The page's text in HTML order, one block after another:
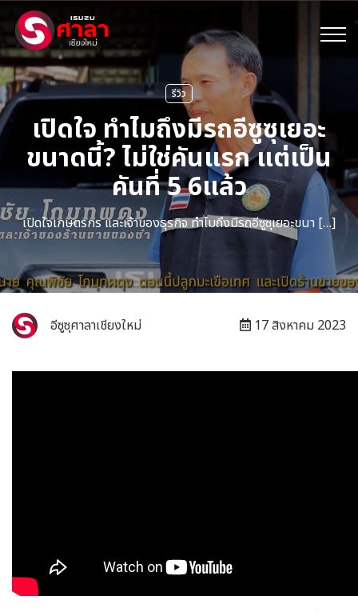
รีวิว
เปิดใจ ทำไมถึงมีรถอีซูซุเยอะ
ขนาดนี้? ไม่ใช่คันแรก แต่เป็น
คันที่ 5 6แล้ว
เปิดใจเกษตรกร และเจ้าของธุรกิจ ทำไมถึงมีรถอีซูซุเยอะขนา […]
อีซูซุศาลาเชียงใหม่ 17 สิงหาคม 2023